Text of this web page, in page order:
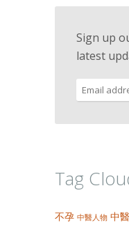
Sign up
latest
Tag
不孕 中醫人物 中